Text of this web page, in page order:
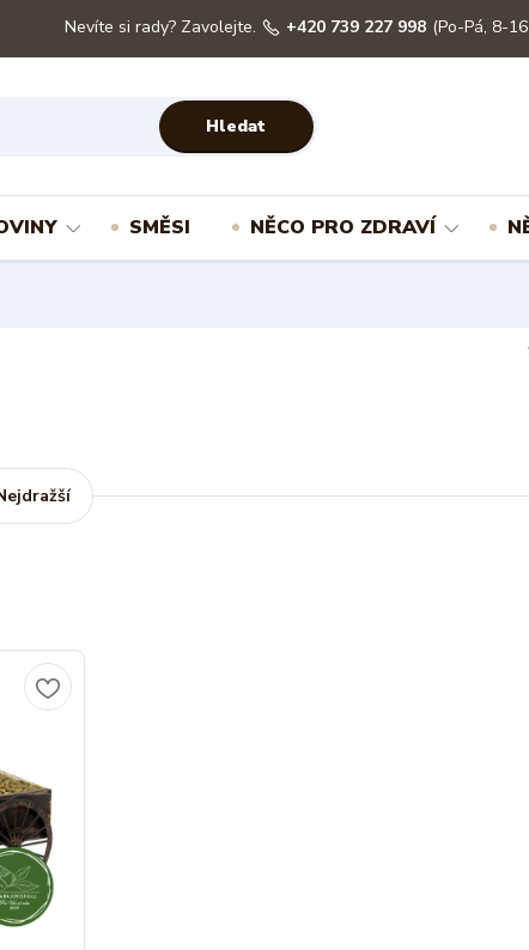
Hledat
Nevíte si rady? Zavolejte. +420 739 227 998 (Po-Pá, 8-
SMĚSI NĚCO PRO ZDRAVÍ